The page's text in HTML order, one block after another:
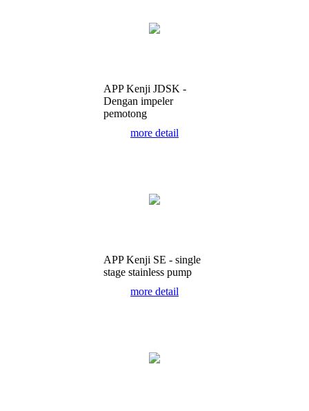
APP Kenji JDSK -
Dengan impeler
pemotong
more detail
APP Kenji SE - single
stage stainless pump
more detail